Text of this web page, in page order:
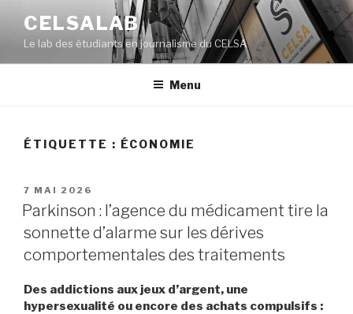
contenu
principal
CELSALAB
Le lab des étudiants en journalisme du CELSA
Menu
ÉTIQUETTE : ÉCONOMIE
PUBLIÉ
LE
7 MAI 2026
Parkinson : l’agence du médicament tire la
sonnette d’alarme sur les dérives
comportementales des traitements
Des addictions aux jeux d’argent, une
hypersexualité ou encore des achats compulsifs :